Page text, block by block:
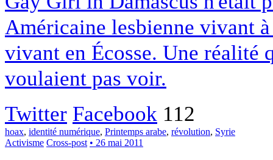
Américaine lesbienne vivant
vivant en Écosse. Une réalité
voulaient pas voir.
Twitter Facebook 112
hoax, identité numérique, Printemps arabe, révolution, Syrie
Activisme Cross-post • 26 mai 2011